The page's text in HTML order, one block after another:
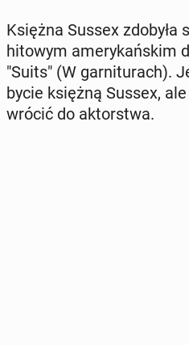
Księżna Sussex zdobyła
hitowym ame­ry­kań­skim
"Suits" (W gar­ni­tu­rach).
bycie księżną Sussex,
wrócić do ak­tor­stwa.